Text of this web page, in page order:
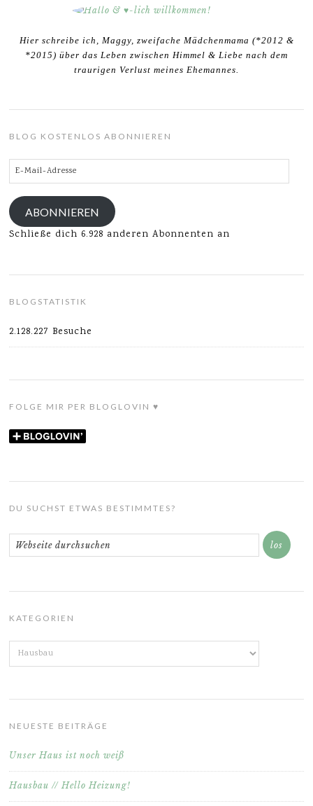
Hier schreibe ich, Maggy, zweifache Mädchenmama (*2012 &
*2015) über das Leben zwischen Himmel & Liebe nach dem
traurigen Verlust meines Ehemannes.
BLOG KOSTENLOS ABONNIEREN
E-
Mail-
Adresse
ABONNIEREN
Schließe dich 6.928 anderen Abonnenten an
BLOGSTATISTIK
2.128.227 Besuche
FOLGE MIR PER BLOGLOVIN ♥
DU SUCHST ETWAS BESTIMMTES?
KATEGORIEN
Kategorien
NEUESTE BEITRÄGE
Unser Haus ist noch weiß
Hausbau // Hello Heizung!